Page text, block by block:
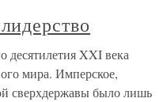
десятилетия XXI века
мира. Имперское,
сверхдержавы было лишь